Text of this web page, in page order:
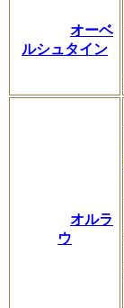
オーベ
ルシュタイン
オルラ
ウ